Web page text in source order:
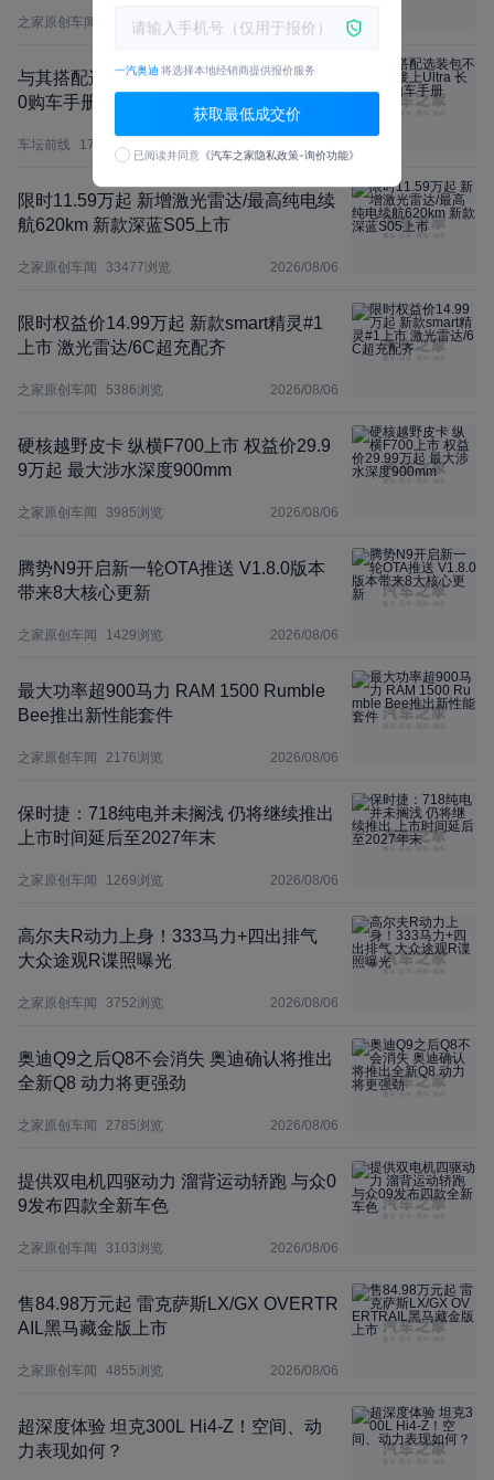
之家原创车闻 3951浏览 2026/08/07
与其搭配选装包不如直接上Ultra 长城H1
0购车手册
车坛前线 17894 浏览
限时11.59万起 新增激光雷达/最高纯电续
航620km 新款深蓝S05上市
之家原创车闻 33477浏览 2026/08/06
限时权益价14.99万起 新款smart精灵#1
上市 激光雷达/6C超充配齐
之家原创车闻 5386浏览 2026/08/06
硬核越野皮卡 纵横F700上市 权益价29.9
9万起 最大涉水深度900mm
之家原创车闻 3985浏览 2026/08/06
腾势N9开启新一轮OTA推送 V1.8.0版本
带来8大核心更新
之家原创车闻 1429浏览 2026/08/06
最大功率超900马力 RAM 1500 Rumble
Bee推出新性能套件
之家原创车闻 2176浏览 2026/08/06
保时捷：718纯电并未搁浅 仍将继续推出
上市时间延后至2027年末
之家原创车闻 1269浏览 2026/08/06
高尔夫R动力上身！333马力+四出排气
大众途观R谍照曝光
之家原创车闻 3752浏览 2026/08/06
奥迪Q9之后Q8不会消失 奥迪确认将推出
全新Q8 动力将更强劲
之家原创车闻 2785浏览 2026/08/06
提供双电机四驱动力 溜背运动轿跑 与众0
9发布四款全新车色
之家原创车闻 3103浏览 2026/08/06
售84.98万元起 雷克萨斯LX/GX OVERTR
AIL黑马藏金版上市
之家原创车闻 4855浏览 2026/08/06
超深度体验 坦克300L Hi4-Z！空间、动
力表现如何？
一汽奥迪 将选择本地经销商提供报价服务
获取最低成交价
已阅读并同意 《汽车之家隐私政策-询价功能》